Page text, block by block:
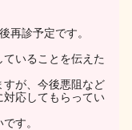
再診予定です。
いることを伝えた
が、今後悪阻など
対応してもらってい
す。